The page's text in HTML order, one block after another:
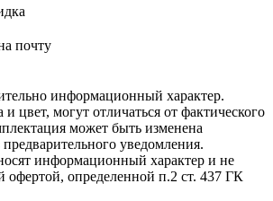
почту
информационный характер.
цвет, могут отличаться от фактического
может быть изменена
уведомления.
информационный характер и не
офертой, определенной п.2 ст. 437 ГК